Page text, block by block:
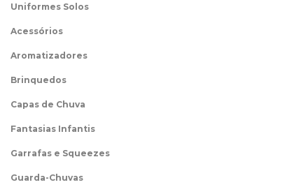
Uniformes Solos
Acessórios
Aromatizadores
Brinquedos
Capas de Chuva
Fantasias Infantis
Garrafas e Squeezes
Guarda-Chuvas